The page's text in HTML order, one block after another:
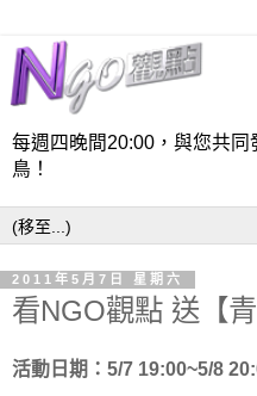
每週四晚間20:00，與您共
鳥！
2011年5月7日 星期六
看NGO觀點 送【
活動日期：5/7 19:00~5/8